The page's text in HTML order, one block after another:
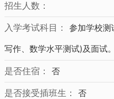
招生人数：
入学考试科目： 参加学校测
写作、数学水平测试)及面试。
是否住宿： 否
是否接受插班生： 否